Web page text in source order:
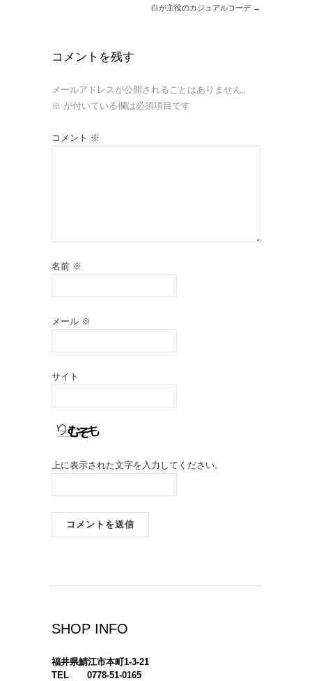
白が主役のカジュアルコーデ →
コメントを残す
メールアドレスが公開されることはありません。
※ が付いている欄は必須項目です
コメント ※
名前 ※
メール ※
サイト
上に表示された文字を入力してください。
SHOP INFO
福井県鯖江市本町1-3-21
TEL 0778-51-0165